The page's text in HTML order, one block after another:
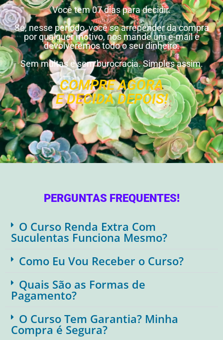
Você tem 07 dias para decidir.
Se, nesse período, você se arrepender da compra
por qualquer motivo, nos mande um e-mail e
devolveremos todo o seu dinheiro.
Sem multas e sem burocracia. Simples assim.
COMPRE AGORA
E DECIDA DEPOIS!
PERGUNTAS FREQUENTES!
O Curso Renda Extra Com
Suculentas Funciona Mesmo?
Como Eu Vou Receber o Curso?
Quais São as Formas de
Pagamento?
O Curso Tem Garantia? Minha
Compra é Segura?